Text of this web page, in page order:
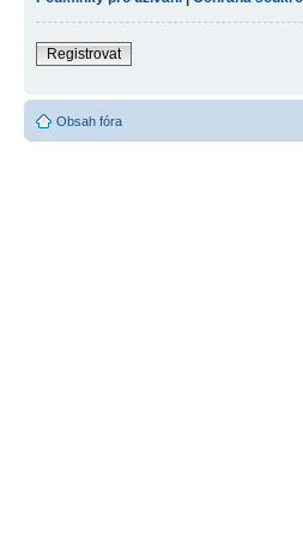
Registrovat
Obsah fóra